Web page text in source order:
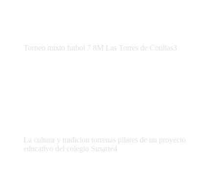
Torneo mixto futbol 7 8M Las Torres de Cotillas3
La cultura y tradicion torrenas pilares de un proyecto
educativo del colegio Susarte4